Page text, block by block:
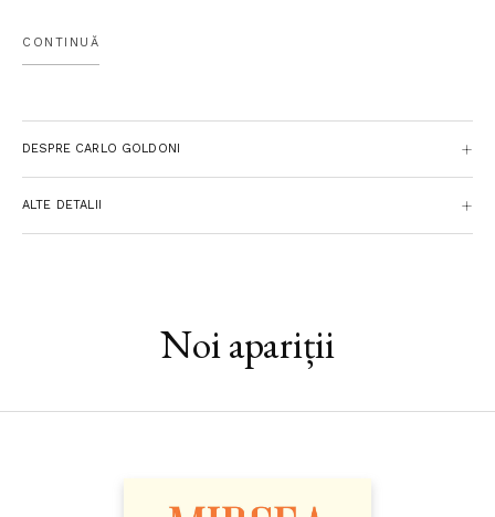
atâtea caractere felurite ale oamenilor şi mi le zugrăveşte aşa de
firesc, încât par zămislite tocmai spre a-mi oferi din belşug
asupra ei, culeg, în orice împrejurare şi îndeletnicire din viaţa
mea, ceea ce este întru totul trebuincios pentru cine doreşte să
împlinească cu oarecare cinste profesia mea. Cea de-a doua
carte, adicăTeatrul, mă învaţă, atunci când o răsfoiesc, în ce
nuanţele ce le fac mai plăcute privirilor sensibile ale
spectatorilor.“ (Carlo GOLDONI)
Ilustrația copertei: Giandomenico Tiepolo,
CONTINUĂ
DESPRE CARLO GOLDONI
ALTE DETALII
Noi apariții